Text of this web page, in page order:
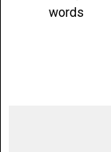
words